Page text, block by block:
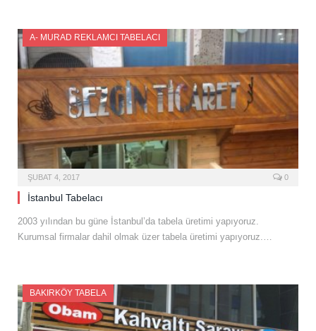
A- MURAD REKLAMCI TABELACI
ŞUBAT 4, 2017 0
İstanbul Tabelacı
2003 yılından bu güne İstanbul’da tabela üretimi yapıyoruz.
Kurumsal firmalar dahil olmak üzer tabela üretimi yapıyoruz.…
BAKIRKÖY TABELA